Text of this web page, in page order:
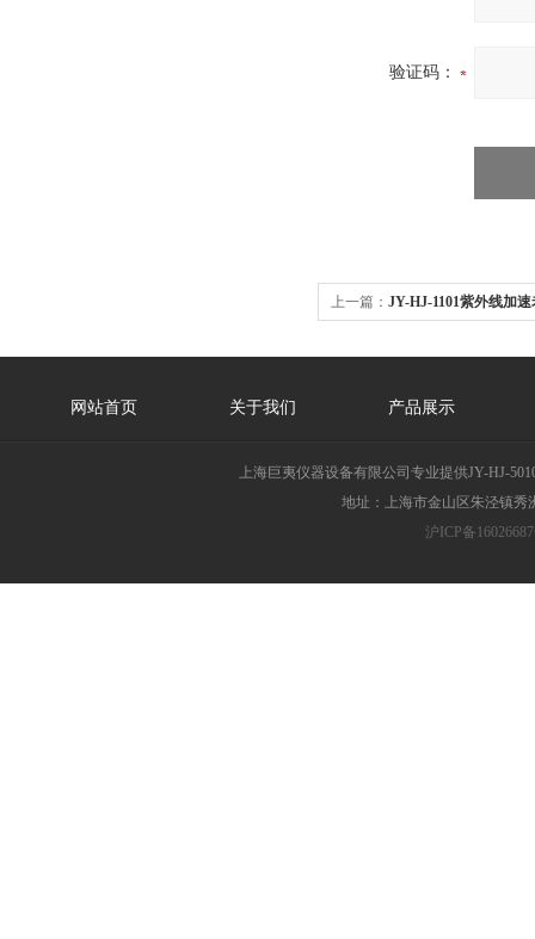
验证码：
上一篇： JY-HJ-1101紫外线加
网站首页 关于我们 产品展示
上海巨夷仪器设备有限公司专业提供JY-HJ-
地址：上海市金山区朱泾镇秀
沪ICP备